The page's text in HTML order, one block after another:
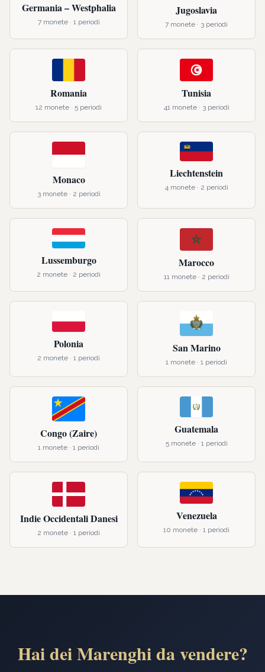
Germania – Westphalia
7monete · 1periodi
Jugoslavia
7 monete · 3 periodi
Romania
12 monete · 5 periodi
Tunisia
41 monete · 3periodi
Monaco
3monete · 2 periodi
Liechtenstein
4monete · 2 periodi
Lussemburgo
2 monete · 2 periodi
Marocco
11 monete · 2 periodi
Polonia
2 monete · 1 periodi
San Marino
1 monete · 1 periodi
Congo (Zaire)
1 monete · 1 periodi
Guatemala
5monete · 1 periodi
Indie Occidentali Danesi
2 monete · 1 periodi
Venezuela
10 monete · 1 periodi
Hai dei Marenghi da vendere?